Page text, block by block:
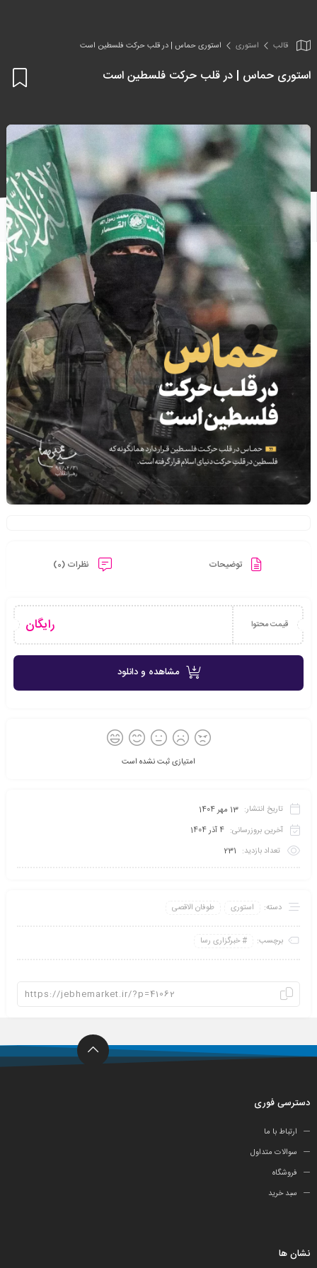
قالب استوری استوری حماس | در قلب حرکت فلسطین است
استوری حماس | در قلب حرکت فلسطین است
توضیحات نظرات (0)
قیمت محتوا رایگان
مشاهده و دانلود
امتیازی ثبت نشده است
تاریخ انتشار: 13 مهر 1404
آخرین بروزرسانی: 4 آذر 1404
تعداد بازدید: 231
دسته: استوری طوفان الاقصی
برچسب: خبرگزاری رسا
دسترسی فوری
ارتباط با ما
سوالات متداول
فروشگاه
سبد خرید
نشان ها